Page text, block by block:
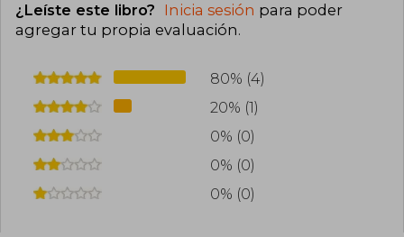
¿Leíste este libro? Inicia sesión para poder
agregar tu propia evaluación.
80% (4)
20% (1)
0% (0)
0% (0)
0% (0)